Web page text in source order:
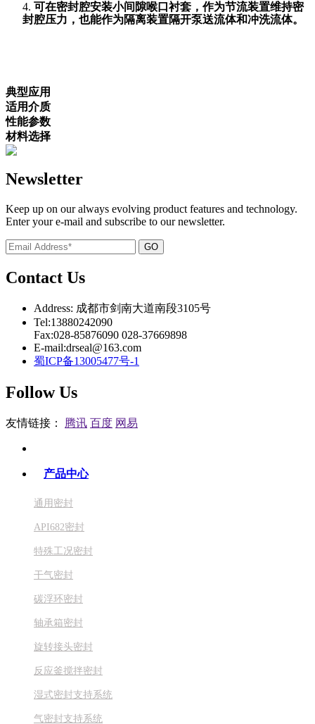
4. 可在密封腔安装小间隙喉口衬套，作为节流装置维持密
封腔压力，也能作为隔离装置隔开泵送流体和冲洗流体。
典型应用
适用介质
性能参数
材料选择
Newsletter
Keep up on our always evolving product features and technology.
Enter your e-mail and subscribe to our newsletter.
GO
Contact Us
Address: 成都市剑南大道南段3105号
Tel:13880242090
Fax:028-85876090 028-37669898
E-mail:drseal@163.com
蜀ICP备13005477号-1
Follow Us
友情链接： 腾讯 百度 网易
产品中心
通用密封
API682密封
特殊工况密封
干气密封
碳浮环密封
轴承箱密封
旋转接头密封
反应釜搅拌密封
湿式密封支持系统
气密封支持系统